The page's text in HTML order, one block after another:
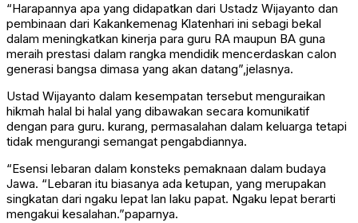
“Harapannya apa yang didapatkan dari Ustadz Wijayanto dan
pembinaan dari Kakankemenag Klatenhari ini sebagi bekal
dalam meningkatkan kinerja para guru RA maupun BA guna
meraih prestasi dalam rangka mendidik mencerdaskan calon
generasi bangsa dimasa yang akan datang”,jelasnya.
Ustad Wijayanto dalam kesempatan tersebut menguraikan
hikmah halal bi halal yang dibawakan secara komunikatif
dengan para guru. kurang, permasalahan dalam keluarga tetapi
tidak mengurangi semangat pengabdiannya.
“Esensi lebaran dalam konsteks pemaknaan dalam budaya
Jawa. “Lebaran itu biasanya ada ketupan, yang merupakan
singkatan dari ngaku lepat lan laku papat. Ngaku lepat berarti
mengakui kesalahan.”paparnya.